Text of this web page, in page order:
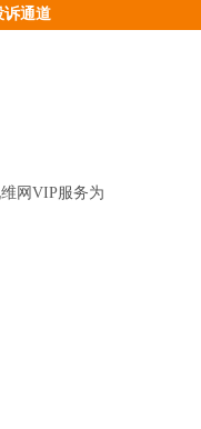
诉通道
网VIP服务为